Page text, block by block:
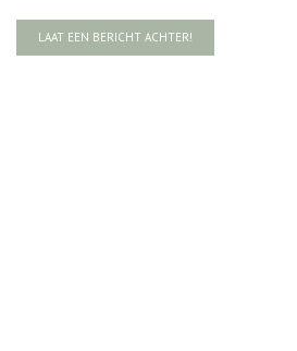
LAAT EEN BERICHT ACHTER!